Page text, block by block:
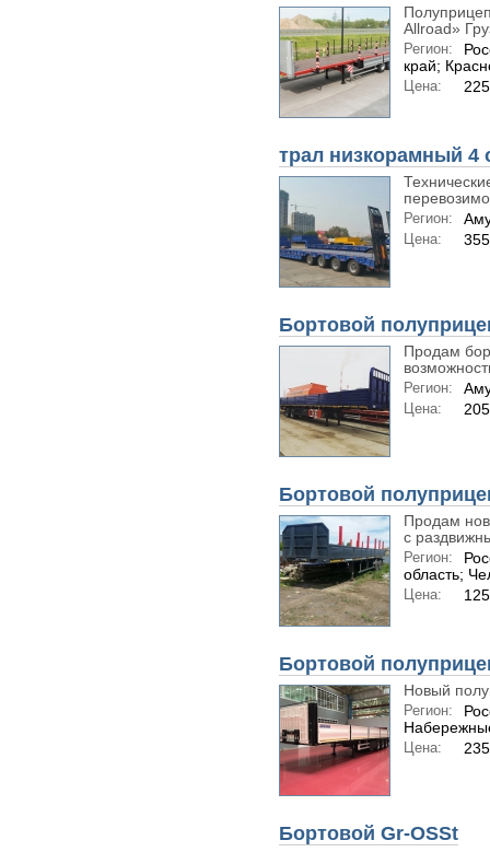
Allroad»
Регион:
край;
Цена:
трал низкорамный 4
Регион:
Цена:
Бортовой
Продам
Регион:
Цена:
Бортовой
Продам
с
Регион:
область;
Цена:
Бортовой
Новый
Регион:
Цена:
Бортовой Gr-OSSt